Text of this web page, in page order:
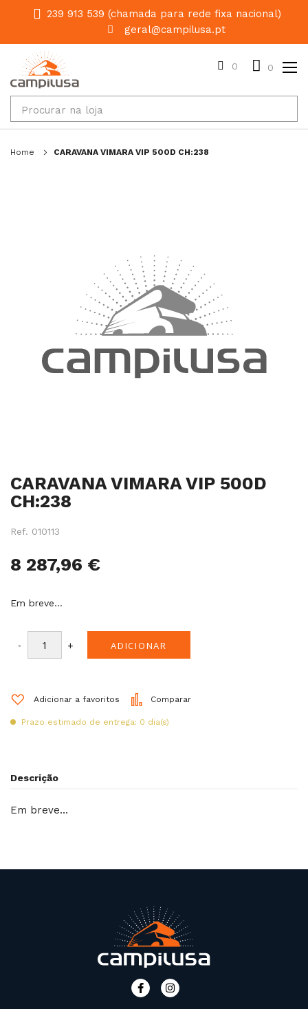
239 913 539 (chamada para rede fixa nacional)
geral@campilusa.pt
0 0
Home CARAVANA VIMARA VIP 500D CH:238
CARAVANA VIMARA VIP 500D
CH:238
Ref. 010113
8 287,96 €
Em breve…
- + ADICIONAR
Adicionar a favoritos Comparar
Prazo estimado de entrega: 0 dia(s)
para
o
início
galeria
imagens
Descrição
Em breve…